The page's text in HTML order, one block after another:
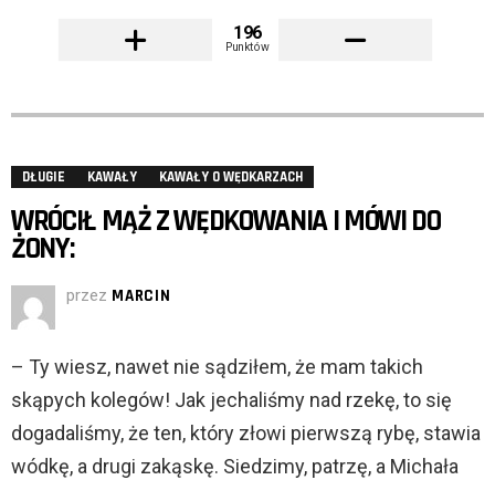
196
Punktów
DŁUGIE KAWAŁY KAWAŁY O WĘDKARZACH
WRÓCIŁ MĄŻ Z WĘDKOWANIA I MÓWI DO
ŻONY:
przez MARCIN
– Ty wiesz, nawet nie sądziłem, że mam takich
skąpych kolegów! Jak jechaliśmy nad rzekę, to się
dogadaliśmy, że ten, który złowi pierwszą rybę, stawia
wódkę, a drugi zakąskę. Siedzimy, patrzę, a Michała